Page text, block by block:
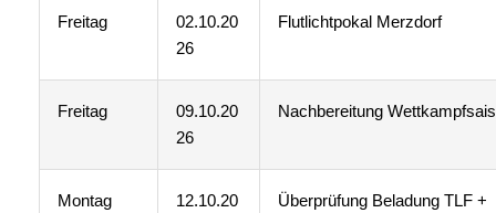
Freitag
02.10.20
26
Flutlichtpokal Merzdorf
Freitag
09.10.20
26
Nachbereitung
Montag
12.10.20
Überprüfung Beladung TLF +